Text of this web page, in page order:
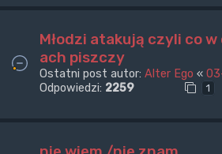
Młodzi atakują czyli co w
ach piszczy
Ostatni post autor: Alter Ego «
Odpowiedzi: 2259 1